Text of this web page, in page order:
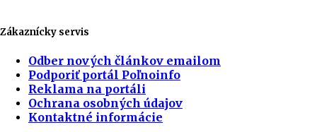
Zákaznícky servis
Odber nových článkov emailom
Podporiť portál Poľnoinfo
Reklama na portáli
Ochrana osobných údajov
Kontaktné informácie